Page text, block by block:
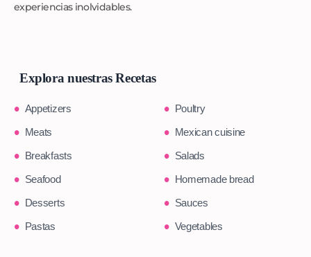
experiencias inolvidables.
Explora nuestras Recetas
Appetizers
Poultry
Meats
Mexican cuisine
Breakfasts
Salads
Seafood
Homemade bread
Desserts
Sauces
Pastas
Vegetables